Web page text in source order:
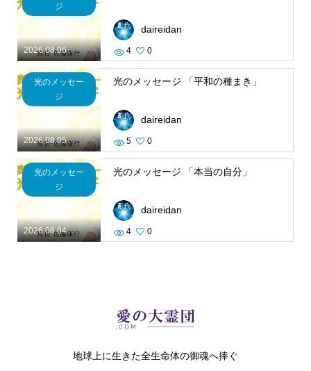
2026.08.06
ジ
daireidan
4 0
2026.08.05
光のメッセー
ジ
光のメッセージ 「平和の種まき」
daireidan
5 0
2026.08.04
光のメッセー
ジ
光のメッセージ 「本当の自分」
daireidan
4 0
地球上に生きた全生命体の御魂へ捧ぐ